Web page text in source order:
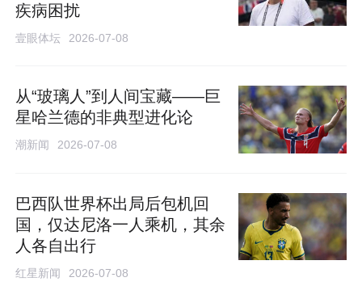
疾病困扰
壹眼体坛 2026-07-08
从“玻璃人”到人间宝藏——巨
星哈兰德的非典型进化论
潮新闻 2026-07-08
巴西队世界杯出局后包机回
国，仅达尼洛一人乘机，其余
人各自出行
红星新闻 2026-07-08